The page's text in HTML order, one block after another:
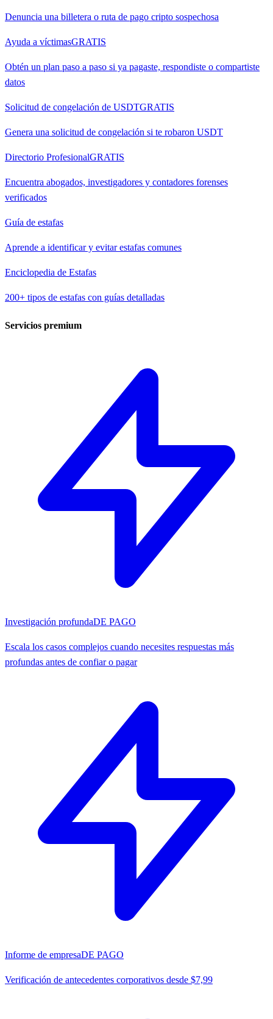
Denuncia una billetera o ruta de pago cripto sospechosa
Ayuda a víctimasGRATIS
Obtén un plan paso a paso si ya pagaste, respondiste o compartiste
datos
Solicitud de congelación de USDTGRATIS
Genera una solicitud de congelación si te robaron USDT
Directorio ProfesionalGRATIS
Encuentra abogados, investigadores y contadores forenses
verificados
Guía de estafas
Aprende a identificar y evitar estafas comunes
Enciclopedia de Estafas
200+ tipos de estafas con guías detalladas
Servicios premium
Investigación profundaDE PAGO
Escala los casos complejos cuando necesites respuestas más
profundas antes de confiar o pagar
Informe de empresaDE PAGO
Verificación de antecedentes corporativos desde $7,99